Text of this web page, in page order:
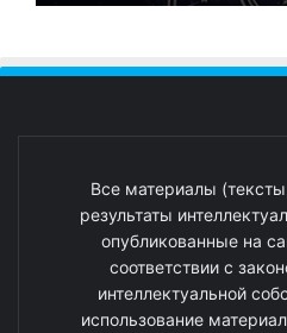
Все материалы
результаты
опубликованные на
соответствии с
интеллектуальной
использование